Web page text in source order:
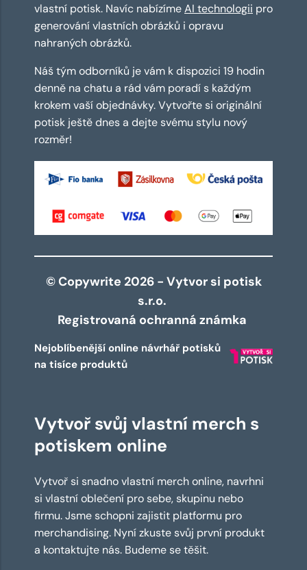
vlastní potisk. Navíc nabízímeAI technologii pro
generování vlastních obrázků i opravu
nahraných obrázků.
Náš tým odborníků je vám k dispozici 19 hodin
denně na chatu a rád vám poradí s každým
krokem vaší objednávky. Vytvořte si originální
potisk ještě dnes a dejte svému stylu nový
rozměr!
© Copywrite 2026 - Vytvor si potisk
s.r.o.
Registrovaná ochranná známka
Nejoblíbenější online návrhář potisků
na tisíce produktů
Vytvoř svůj vlastní merch s
potiskem online
Vytvoř si snadno vlastní merch online, navrhni
si vlastní oblečení pro sebe, skupinu nebo
firmu. Jsme schopni zajistit platformu pro
merchandising. Nyní zkuste svůj první produkt
a kontaktujte nás. Budeme se těšit.